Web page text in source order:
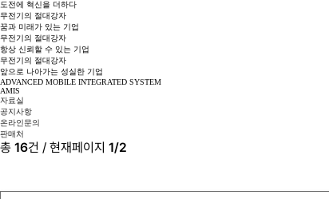
도전에 혁신을 더하다
무전기의 절대강자
꿈과 미래가 있는 기업
무전기의 절대강자
항상 신뢰할 수 있는 기업
무전기의 절대강자
앞으로 나아가는 성실한 기업
ADVANCED MOBILE INTEGRATED SYSTEM
AMIS
자료실
공지사항
온라인문의
판매처
총 16건 / 현재페이지 1/2